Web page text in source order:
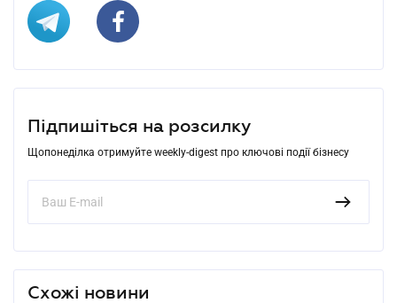
Підпишіться на розсилку
Щопонеділка отримуйте weekly-digest про ключові події бізнесу
Схожі новини